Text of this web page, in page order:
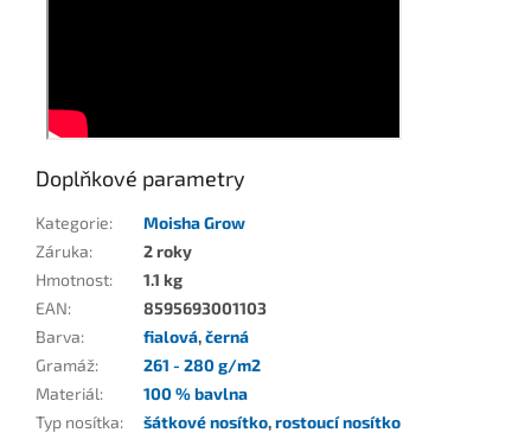
Doplňkové parametry
Kategorie:
Moisha Grow
Záruka:
2 roky
Hmotnost:
1.1 kg
EAN:
8595693001103
Barva: fialová,černá
Gramáž:
261 - 280 g/m2
Materiál:
100 % bavlna
Typ nosítka: šátkové nosítko,rostoucí nosítko